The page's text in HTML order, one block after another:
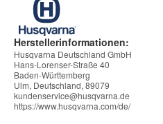
Herstellerinformationen:
Husqvarna Deutschland GmbH
Hans-Lorenser-Straße 40
Baden-Württemberg
Ulm, Deutschland, 89079
kundenservice@husqvarna.de
https://www.husqvarna.com/de/